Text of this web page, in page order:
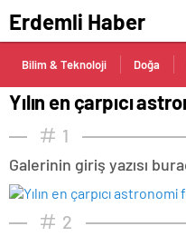
Erdemli Haber
Bilim & Teknoloji Doğa
Yılın en çarpıcı
1
Galerinin giriş yazısı
2